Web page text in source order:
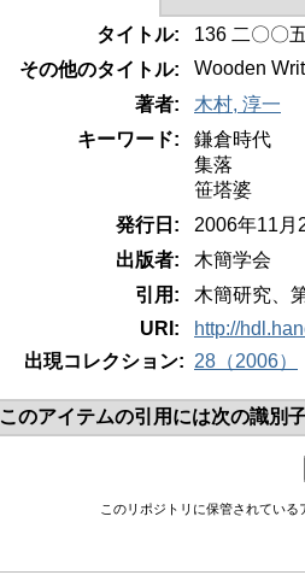
タイトル:
136 二〇〇
その他のタイトル:
Wooden
著者:
木村, 淳一
キーワード:
鎌倉時代
集落
笹塔婆
発行日:
2006年11月
出版者:
木簡学会
引用:
木簡研究、
URI:
http://
出現コレクション: 28（2006）
このアイテムの引用には次の識別
このリポジトリに保管されてい